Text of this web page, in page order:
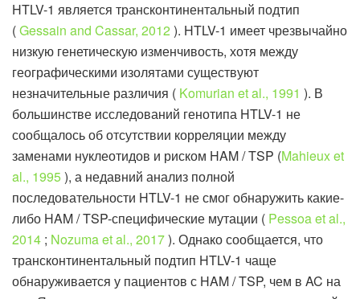
HTLV-1 является трансконтинентальный подтип
(Gessain and Cassar, 2012 ). HTLV-1 имеет чрезвычайно
низкую генетическую изменчивость, хотя между
географическими изолятами существуют
незначительные различия ( Komurian et al., 1991 ). В
большинстве исследований генотипа HTLV-1 не
сообщалось об отсутствии корреляции между
заменами нуклеотидов и риском HAM / TSP (Mahieux et
al., 1995), а недавний анализ полной
последовательности HTLV-1 не смог обнаружить какие-
либо HAM / TSP-специфические мутации ( Pessoa et al.,
2014 ; Nozuma et al., 2017). Однако сообщается, что
трансконтинентальный подтип HTLV-1 чаще
обнаруживается у пациентов с HAM / TSP, чем в AC на